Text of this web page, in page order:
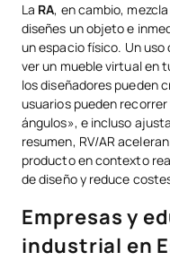
La RA, en cambio,
diseñes un objeto e
un espacio físico. Un uso
ver un mueble virtual en
los diseñadores pueden
usuarios pueden
ángulos», e incluso
resumen, RV/AR
producto en contexto
de diseño y reduce
Empresas y
industrial en